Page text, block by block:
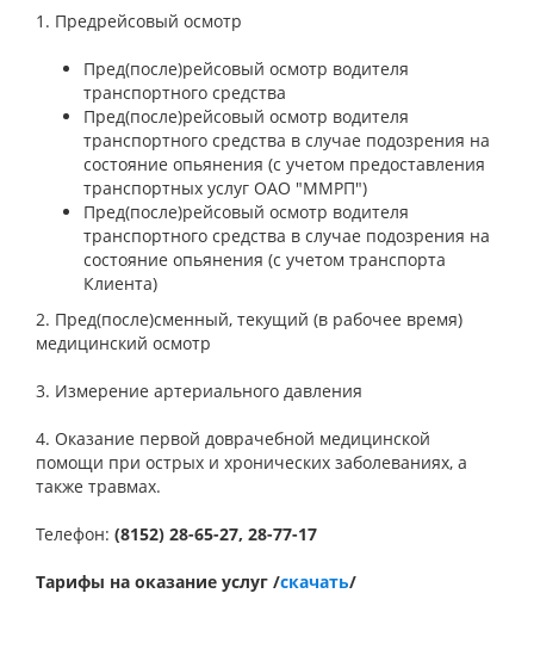
1. Предрейсовый осмотр
Пред(после)рейсовый осмотр водителя
транспортного средства
Пред(после)рейсовый осмотр водителя
транспортного средства в случае подозрения на
состояние опьянения (с учетом предоставления
транспортных услуг ОАО "ММРП")
Пред(после)рейсовый осмотр водителя
транспортного средства в случае подозрения на
состояние опьянения (с учетом транспорта
Клиента)
2. Пред(после)сменный, текущий (в рабочее время)
медицинский осмотр
3. Измерение артериального давления
4. Оказание первой доврачебной медицинской
помощи при острых и хронических заболеваниях, а
также травмах.
Телефон: (8152) 28-65-27, 28-77-17
Тарифы на оказание услуг /скачать/